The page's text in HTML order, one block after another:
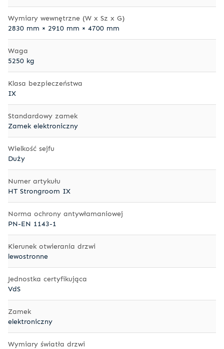
Wymiary wewnętrzne (W x Sz x G)
2830 mm × 2910 mm × 4700 mm
Waga
5250 kg
Klasa bezpieczeństwa
IX
Standardowy zamek
Zamek elektroniczny
Wielkość sejfu
Duży
Numer artykułu
HT Strongroom IX
Norma ochrony antywłamaniowej
PN-EN 1143-1
Kierunek otwierania drzwi
lewostronne
Jednostka certyfikująca
VdS
Zamek
elektroniczny
Wymiary światła drzwi